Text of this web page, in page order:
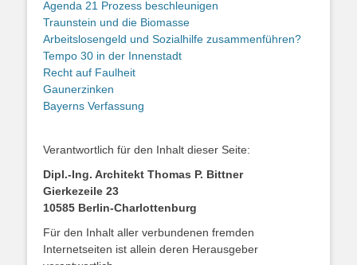
Agenda 21 Prozess beschleunigen
Traunstein und die Biomasse
Arbeitslosengeld und Sozialhilfe zusammenführen?
Tempo 30 in der Innenstadt
Recht auf Faulheit
Gaunerzinken
Bayerns Verfassung
Verantwortlich für den Inhalt dieser Seite:
Dipl.-Ing. Architekt Thomas P. Bittner
Gierkezeile 23
10585 Berlin-Charlottenburg
Für den Inhalt aller verbundenen fremden
Internetseiten ist allein deren Herausgeber